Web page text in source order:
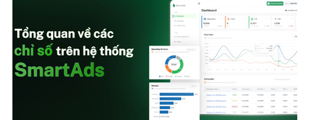
Doanh nghiệp
Công nghệ
Sành điệu
Tin Công nghệ
Trải nghiệm